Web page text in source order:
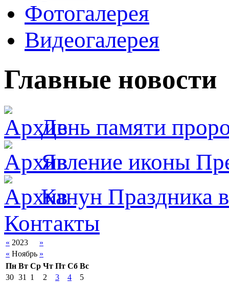
Фотогалерея
Видеогалерея
Главные новости
День памяти
Явлeние иконы
Канун Праздника
Контакты
« 2023
»
« Ноябрь »
Пн Вт Ср Чт Пт Сб Вс
30 31 1 2 3 4
5